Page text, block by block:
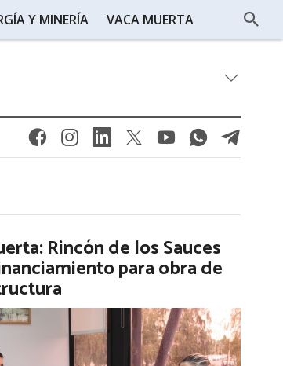
Y MINERÍA VACA MUERTA
Rincón de los Sauces
para obra de